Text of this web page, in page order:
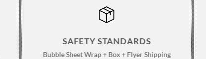
SAFETY STANDARDS
Bubble Sheet Wrap + Box + Flyer Shipping